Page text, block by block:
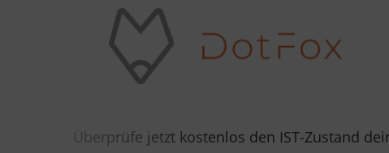
jetzt kostenlos den IST-Zustand deiner IT-